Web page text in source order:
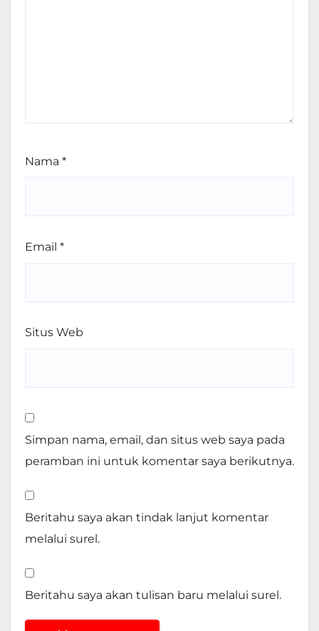
Nama *
Email *
Situs Web
Simpan nama, email, dan situs web saya pada
peramban ini untuk komentar saya berikutnya.
Beritahu saya akan tindak lanjut komentar
melalui surel.
Beritahu saya akan tulisan baru melalui surel.